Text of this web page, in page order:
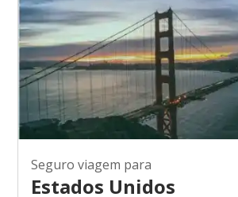
Seguro viagem para
Estados Unidos